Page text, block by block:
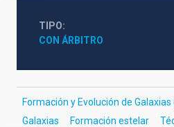
TIPO
CON ÁRBITRO
Formación y Evolución de Galaxias
Galaxias
Formación estelar